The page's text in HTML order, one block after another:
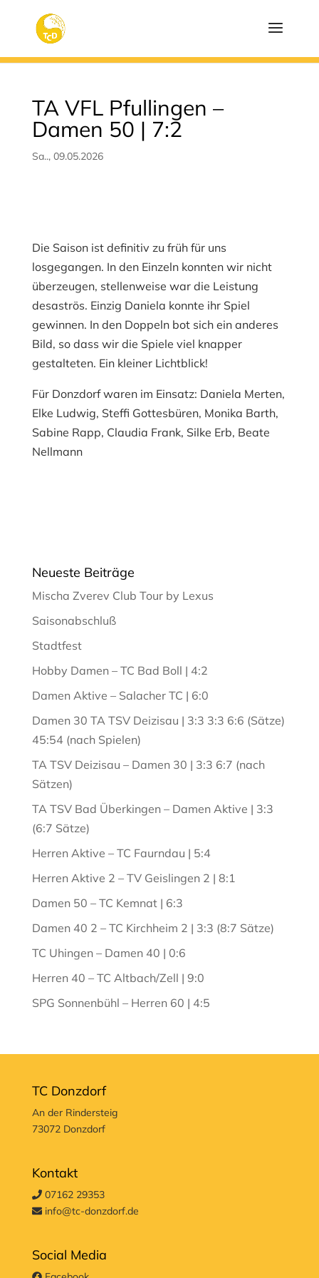
TA VFL Pfullingen –
Damen 50 | 7:2
Sa.., 09.05.2026
Die Saison ist definitiv zu früh für uns
losgegangen. In den Einzeln konnten wir nicht
überzeugen, stellenweise war die Leistung
desaströs. Einzig Daniela konnte ihr Spiel
gewinnen. In den Doppeln bot sich ein anderes
Bild, so dass wir die Spiele viel knapper
gestalteten. Ein kleiner Lichtblick!
Für Donzdorf waren im Einsatz: Daniela Merten,
Elke Ludwig, Steffi Gottesbüren, Monika Barth,
Sabine Rapp, Claudia Frank, Silke Erb, Beate
Nellmann
Neueste Beiträge
Mischa Zverev Club Tour by Lexus
Saisonabschluß
Stadtfest
Hobby Damen – TC Bad Boll | 4:2
Damen Aktive – Salacher TC | 6:0
Damen 30 TA TSV Deizisau | 3:3 3:3 6:6 (Sätze)
45:54 (nach Spielen)
TA TSV Deizisau – Damen 30 | 3:3 6:7 (nach
Sätzen)
TA TSV Bad Überkingen – Damen Aktive | 3:3
(6:7 Sätze)
Herren Aktive – TC Faurndau | 5:4
Herren Aktive 2 – TV Geislingen 2 | 8:1
Damen 50 – TC Kemnat | 6:3
Damen 40 2 – TC Kirchheim 2 | 3:3 (8:7 Sätze)
TC Uhingen – Damen 40 | 0:6
Herren 40 – TC Altbach/Zell | 9:0
SPG Sonnenbühl – Herren 60 | 4:5
TC Donzdorf
An der Rindersteig
73072 Donzdorf
Kontakt
07162 29353
info@tc-donzdorf.de
Social Media